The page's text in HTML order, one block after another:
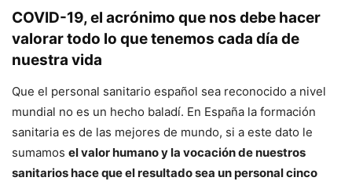
COVID-19, el acrónimo que nos debe hacer
valorar todo lo que tenemos cada día de
nuestra vida
Que el personal sanitario español sea reconocido a nivel
mundial no es un hecho baladí. En España la formación
sanitaria es de las mejores de mundo, si a este dato le
sumamos el valor humano y la vocación de nuestros
sanitarios hace que el resultado sea un personal cinco